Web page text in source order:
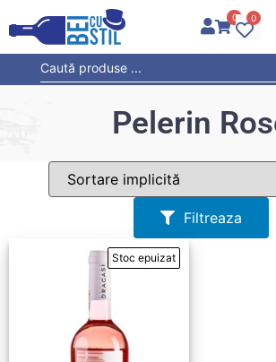
0 0
Pelerin
Filtreaza